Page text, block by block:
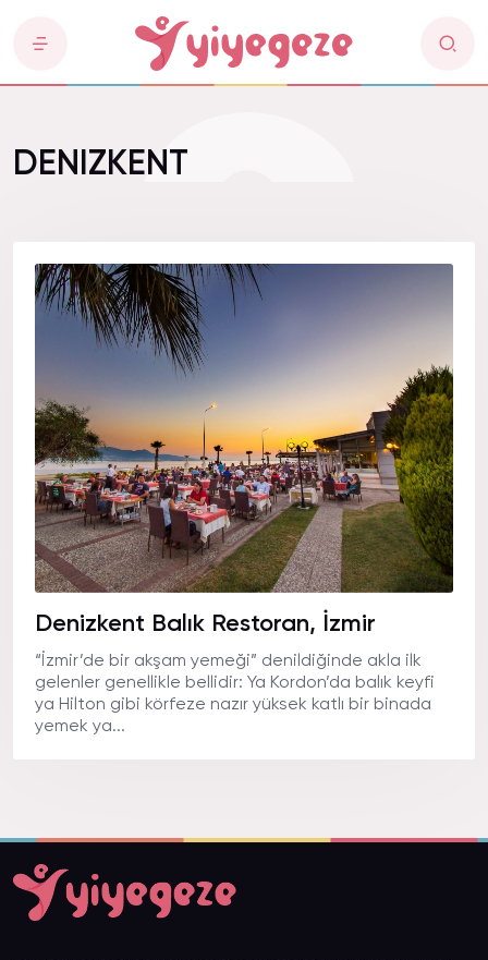
DENIZKENT
Denizkent Balık Restoran, İzmir
“İzmir’de bir akşam yemeği” denildiğinde akla ilk
gelenler genellikle bellidir: Ya Kordon’da balık keyfi
ya Hilton gibi körfeze nazır yüksek katlı bir binada
yemek ya...